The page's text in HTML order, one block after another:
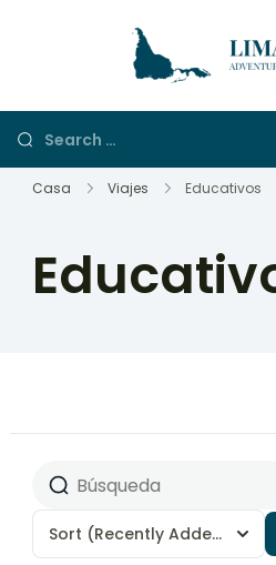
Casa Viajes Educativos
Sort (Recently Added)